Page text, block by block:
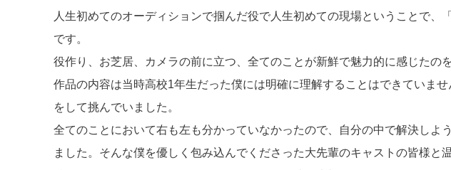
人生初めてのオーディションで掴んだ役で人生初めての現場ということで、
です。
役作り、お芝居、カメラの前に立つ、全てのことが新鮮で魅力的に感じたの
作品の内容は当時高校1年生だった僕には明確に理解することはできていま
をして挑んでいました。
全てのことにおいて右も左も分かっていなかったので、自分の中で解決しよ
ました。そんな僕を優しく包み込んでくださった大先輩のキャストの皆様と